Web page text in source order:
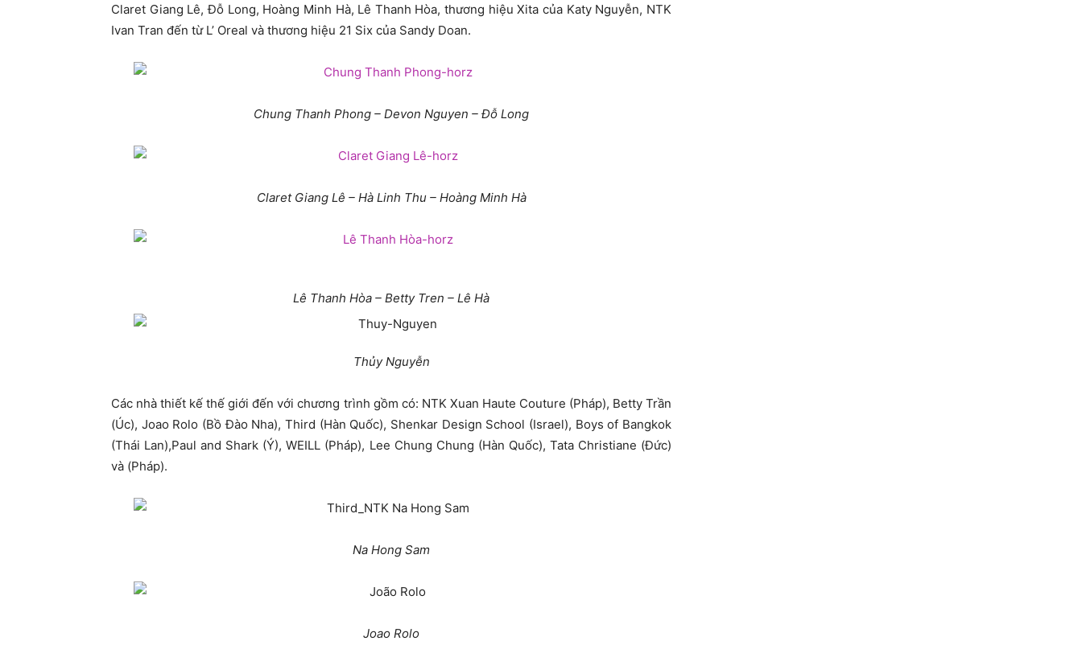
Claret Giang Lê, Đỗ Long, Hoàng Minh Hà, Lê Thanh Hòa, thương hiệu Xita của Katy Nguyễn, NTK
Ivan Tran đến từ L’ Oreal và thương hiệu 21 Six của Sandy Doan.
Chung Thanh Phong – Devon Nguyen – Đỗ Long
Claret Giang Lê – Hà Linh Thu – Hoàng Minh Hà
Lê Thanh Hòa – Betty Tren – Lê Hà
Thủy Nguyễn
Các nhà thiết kế thế giới đến với chương trình gồm có: NTK Xuan Haute Couture (Pháp), Betty Trần
(Úc), Joao Rolo (Bồ Đào Nha), Third (Hàn Quốc), Shenkar Design School (Israel), Boys of Bangkok
(Thái Lan),Paul and Shark (Ý), WEILL (Pháp), Lee Chung Chung (Hàn Quốc), Tata Christiane (Đức)
và (Pháp).
Na Hong Sam
Joao Rolo